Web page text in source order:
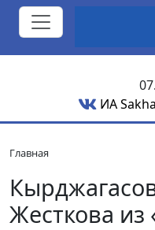
ИА
Главная
Жесткова из